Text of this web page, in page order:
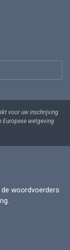
voor uw inschrijving
Europese wetgeving
woordvoerders